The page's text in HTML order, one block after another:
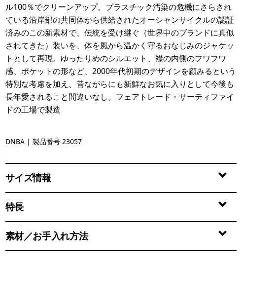
ル100％でクリーンアップ。プラスチック汚染の危機にさらされ
ている沿岸部の共同体から供給されたオーシャンサイクルの認証
済みのこの新素材で、伝統を受け継ぐ（世界中のブランドに真似
されてきた）装いを、体を風から温かく守るおなじみのジャケッ
トとして再現。ゆったりめのシルエット、襟の内側のフワフワ
感、ポケットの形など、2000年代初期のデザインを顧みるという
特別な考慮を加え、昔ながらにも新鮮なお気に入りとして今後も
長年愛されること間違いなし。フェアトレード・サーティファイ
ドの工場で製造
Dark Natural w/Basin Green
DNBA | 製品番号 23057
サイズ情報
特長
素材／お手入れ方法